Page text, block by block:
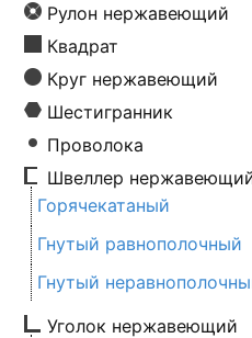
Рулон нержавеющий
Квадрат
Круг нержавеющий
Шестигранник
Проволока
Швеллер
Горячекатаный
Гнутый равнополочный
Гнутый
Уголок нержавеющий